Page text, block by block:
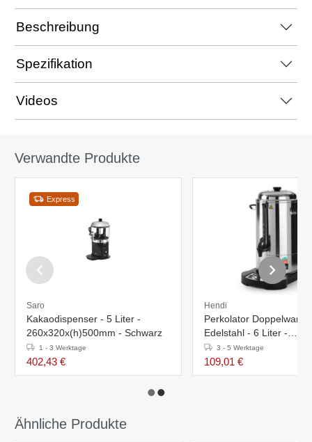
Beschreibung
Spezifikation
Videos
Verwandte Produkte
Express
Saro
Kakaodispenser - 5 Liter -
260x320x(h)500mm - Schwarz
1 - 3 Werktage
402,43 €
Hendi
Perkolator
Edelstahl - 6 Liter -
Ø241x(h)480mm - 40
3 - 5 Werktage
109,01 €
Ähnliche Produkte